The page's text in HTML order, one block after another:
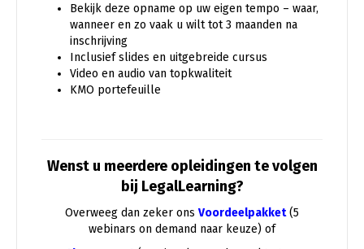
Bekijk deze opname op uw eigen tempo – waar,
wanneer en zo vaak u wilt tot 3 maanden na
inschrijving
Inclusief slides en uitgebreide cursus
Video en audio van topkwaliteit
KMO portefeuille
Wenst u meerdere opleidingen te volgen
bij LegalLearning?
Overweeg dan zeker ons Voordeelpakket(5
webinars on demand naar keuze) of